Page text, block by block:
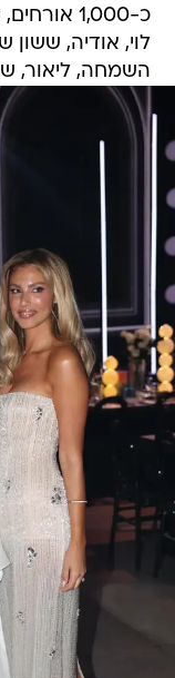
כ-1,000
לוי, אודיה,
השמחה, ליאור,